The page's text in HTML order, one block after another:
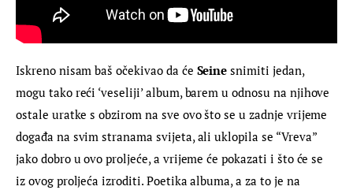
Iskreno nisam baš očekivao da će Seine snimiti jedan,
mogu tako reći ‘veseliji’ album, barem u odnosu na njihove
ostale uratke s obzirom na sve ovo što se u zadnje vrijeme
događa na svim stranama svijeta, ali uklopila se “Vreva”
jako dobro u ovo proljeće, a vrijeme će pokazati i što će se
iz ovog proljeća izroditi. Poetika albuma, a za to je na